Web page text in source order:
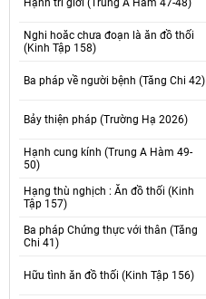
Hạnh trì giới (Trung A Hàm 47-48)
Nghi hoăc chưa đoạn là ăn đồ thối
(Kinh Tập 158)
Ba pháp về người bệnh (Tăng Chi 42)
Bảy thiện pháp (Trường Hạ 2026)
Hạnh cung kính (Trung A Hàm 49-
50)
Hạng thù nghịch : Ăn đồ thối (Kinh
Tập 157)
Ba pháp Chứng thực với thân (Tăng
Chi 41)
Hữu tình ăn đồ thối (Kinh Tập 156)